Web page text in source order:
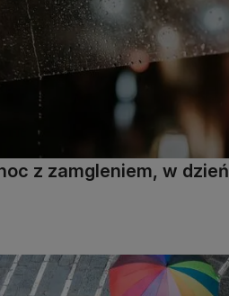
z zamgleniem, w dzień